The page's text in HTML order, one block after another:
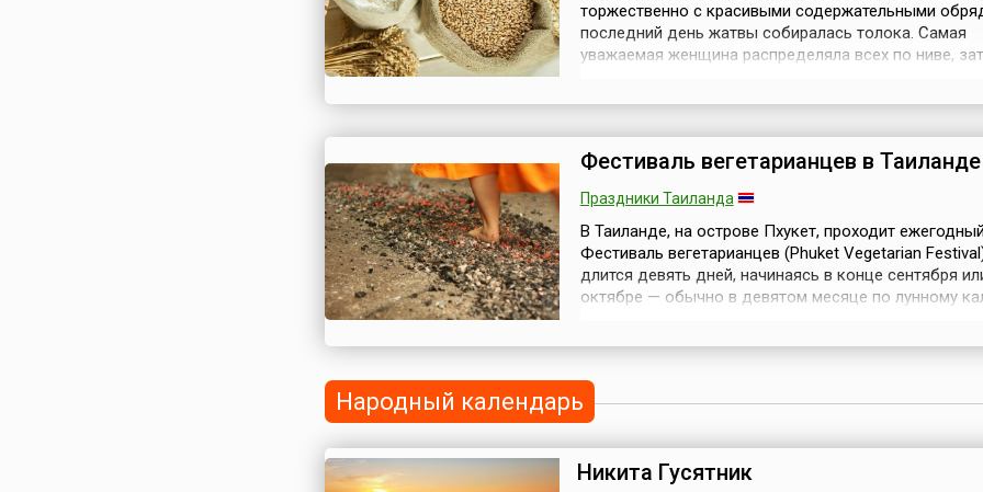
торжественно с красивыми содержательными
последний день жатвы собиралась толока. Самая
уважаемая женщина распределяла всех по ниве,
в своей среде «Багіню». Возгл...
Фестиваль вегетарианцев в Таиланде
Праздники Таиланда
В Таиланде, на острове Пхукет, проходит ежегодный
Фестиваль вегетарианцев (Phuket Vegetarian
длится девять дней, начинаясь в конце сентября
октябре — обычно в девятом месяце по лунному
им очистить их тела ...
Народный календарь
Никита Гусятник